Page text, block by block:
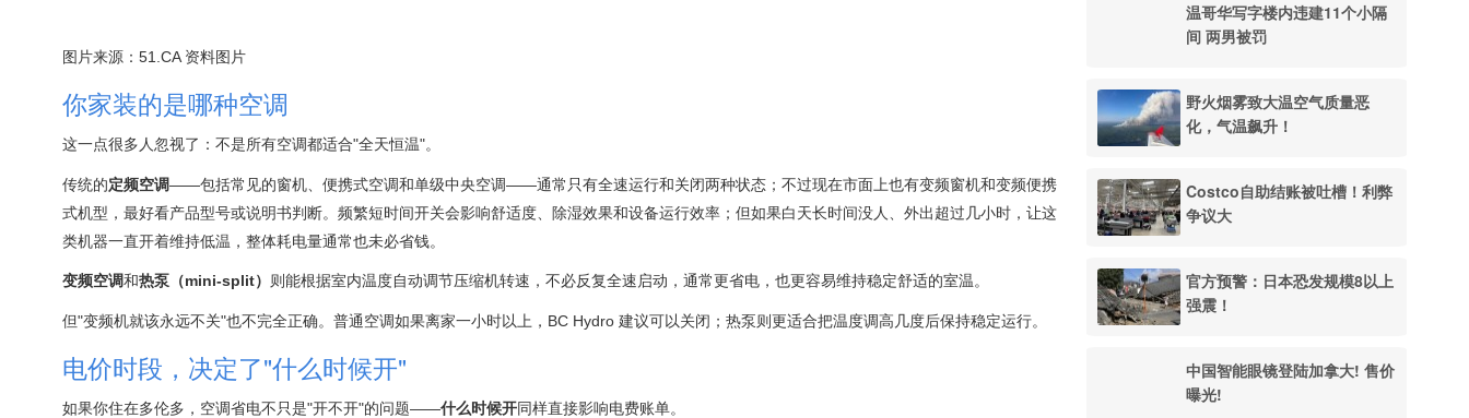
图片来源：51.CA 资料图片
你家装的是哪种空调
这一点很多人忽视了：不是所有空调都适合"全天恒温"。
传统的定频空调——包括常见的窗机、便携式空调和单级中央空调——通常只有全速运行和关闭两种状态；不过现在市面上也有变频窗机和变频便携
式机型，最好看产品型号或说明书判断。频繁短时间开关会影响舒适度、除湿效果和设备运行效率；但如果白天长时间没人、外出超过几小时，让这
类机器一直开着维持低温，整体耗电量通常也未必省钱。
变频空调和热泵（mini-split） 则能根据室内温度自动调节压缩机转速，不必反复全速启动，通常更省电，也更容易维持稳定舒适的室温。
但"变频机就该永远不关"也不完全正确。普通空调如果离家一小时以上，BC Hydro 建议可以关闭；热泵则更适合把温度调高几度后保持稳定运行。
电价时段，决定了"什么时候开"
如果你住在多伦多，空调省电不只是"开不开"的问题——什么时候开同样直接影响电费账单。
温哥华写字楼内违建11个小隔
间 两男被罚
野火烟雾致大温空气质量恶
化，气温飙升！
Costco自助结账被吐槽！利弊
争议大
官方预警：日本恐发规模8以上
强震！
中国智能眼镜登陆加拿大! 售价
曝光!